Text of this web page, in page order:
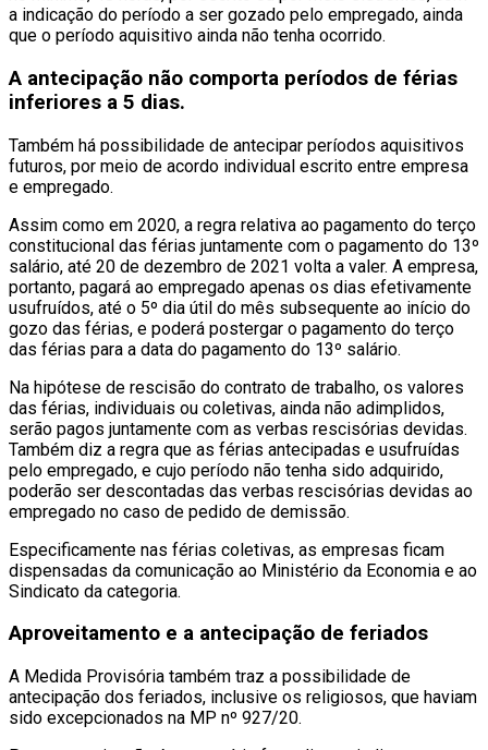
a indicação do período a ser gozado pelo empregado, ainda
que o período aquisitivo ainda não tenha ocorrido.
A antecipação não comporta períodos de férias
inferiores a 5 dias.
Também há possibilidade de antecipar períodos aquisitivos
futuros, por meio de acordo individual escrito entre empresa
e empregado.
Assim como em 2020, a regra relativa ao pagamento do terço
constitucional das férias juntamente com o pagamento do 13º
salário, até 20 de dezembro de 2021 volta a valer. A empresa,
portanto, pagará ao empregado apenas os dias efetivamente
usufruídos, até o 5º dia útil do mês subsequente ao início do
gozo das férias, e poderá postergar o pagamento do terço
das férias para a data do pagamento do 13º salário.
Na hipótese de rescisão do contrato de trabalho, os valores
das férias, individuais ou coletivas, ainda não adimplidos,
serão pagos juntamente com as verbas rescisórias devidas.
Também diz a regra que as férias antecipadas e usufruídas
pelo empregado, e cujo período não tenha sido adquirido,
poderão ser descontadas das verbas rescisórias devidas ao
empregado no caso de pedido de demissão.
Especificamente nas férias coletivas, as empresas ficam
dispensadas da comunicação ao Ministério da Economia e ao
Sindicato da categoria.
Aproveitamento e a antecipação de feriados
A Medida Provisória também traz a possibilidade de
antecipação dos feriados, inclusive os religiosos, que haviam
sido excepcionados na MP nº 927/20.